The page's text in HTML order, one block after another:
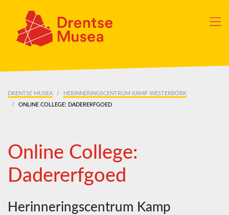
DRENTSE MUSEA
HERINNERINGSCENTRUM KAMP WESTERBORK
ONLINE COLLEGE: DADERERFGOED
Online College:
Dadererfgoed
Herinneringscentrum Kamp